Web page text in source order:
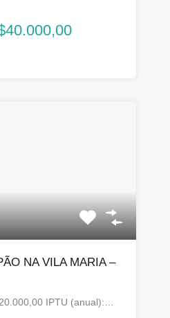
NA VILA MARIA –
IPTU (anual):…